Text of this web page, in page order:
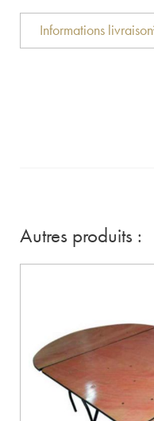
Informations livraison
Autres produits :